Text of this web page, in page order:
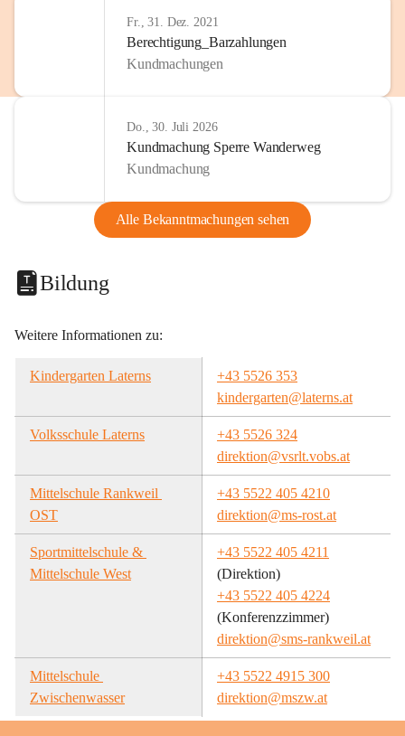
Fr., 31. Dez. 2021
Berechtigung_Barzahlungen
Kundmachungen
Do., 30. Juli 2026
Kundmachung Sperre Wanderweg
Kundmachung
Alle Bekanntmachungen sehen
Bildung
Weitere Informationen zu:
Kindergarten Laterns
+43 5526 353
kindergarten@laterns.at
Volksschule Laterns
+43 5526 324
direktion@vsrlt.vobs.at
Mittelschule Rankweil
OST
+43 5522 405 4210
direktion@ms-rost.at
Sportmittelschule &
Mittelschule West
+43 5522 405 4211
(Direktion)
+43 5522 405 4224
(Konferenzzimmer)
direktion@sms-rankweil.at
Mittelschule
Zwischenwasser
+43 5522 4915 300
direktion@mszw.at